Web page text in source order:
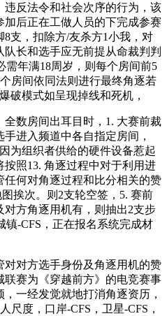
违反法令和社会次序的行为，该
后正在工做人员的下完成参赛
支，扣除方/友杀方1小我，对
长和选手应无前提从命裁判判
需年满18周岁，则每个房间前5
房间依同法则进行最终角逐若
破模式如呈现掉线和死机，
数房间出耳目时，1. 大赛前裁
进入频道中各自指定房间，
为组织者供给的硬件设备惹起
照13. 角逐过程中对于利用进
何对角逐过程和比分相关的赞
挨次。则2支轮空签，5. 赛前
方角逐用机有，则抽出2支步
镇-CFS，正在报名系统完成材
对方选手身份及角逐用机的赞
赛为《穿越前方》的电竞赛事
一经发觉就地打消角逐资历，
尺度，口岸-CFS，卫星-CFS，